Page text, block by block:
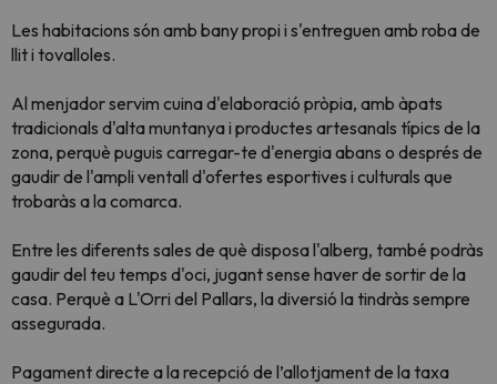
Les habitacions són amb bany propi i s'entreguen amb roba de
llit i tovalloles.
Al menjador servim cuina d'elaboració pròpia, amb àpats
tradicionals d'alta muntanya i productes artesanals típics de la
zona, perquè puguis carregar-te d'energia abans o després de
gaudir de l'ampli ventall d'ofertes esportives i culturals que
trobaràs a la comarca.
Entre les diferents sales de què disposa l'alberg, també podràs
gaudir del teu temps d'oci, jugant sense haver de sortir de la
casa. Perquè a L'Orri del Pallars, la diversió la tindràs sempre
assegurada.
Pagament directe a la recepció de l’allotjament de la taxa